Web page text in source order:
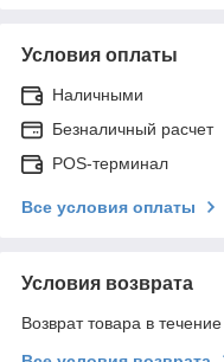
Условия оплаты
Наличными
Безналичный расчет
POS-терминал
Все условия оплаты
Условия возврата
Возврат товара в